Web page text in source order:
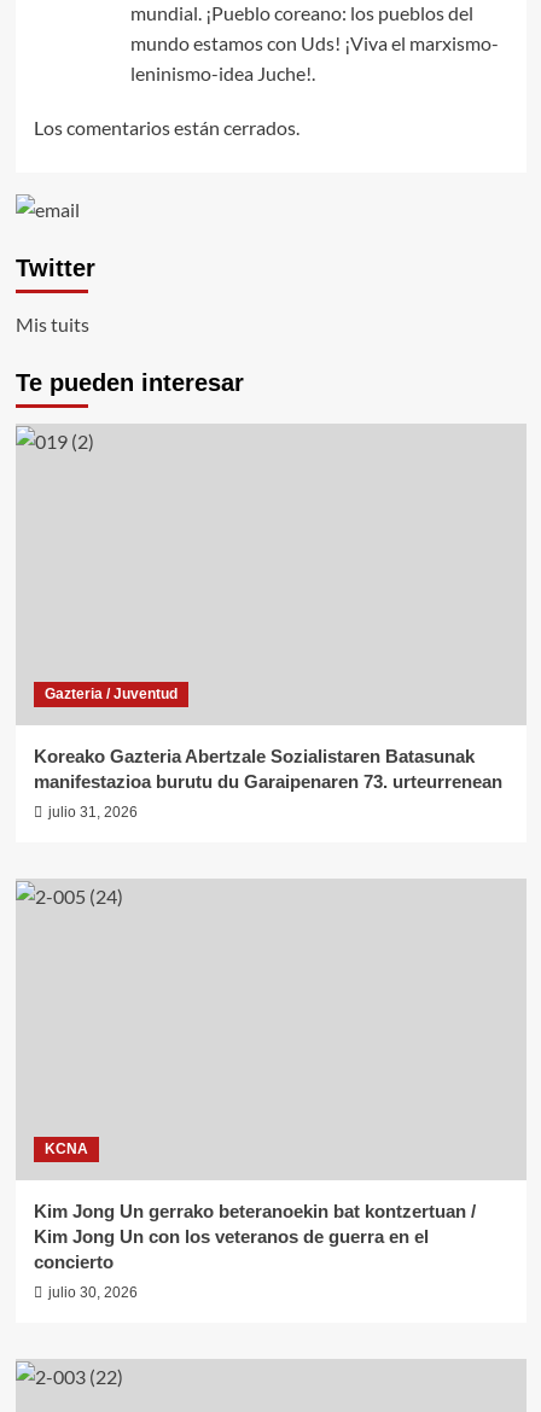
mundial. ¡Pueblo coreano: los pueblos del
mundo estamos con Uds! ¡Viva el marxismo-
leninismo-idea Juche!.
Los comentarios están cerrados.
Twitter
Mis tuits
Te pueden interesar
Gazteria / Juventud
Koreako Gazteria Abertzale Sozialistaren Batasunak
manifestazioa burutu du Garaipenaren 73. urteurrenean
julio 31, 2026
KCNA
Kim Jong Un gerrako beteranoekin bat kontzertuan /
Kim Jong Un con los veteranos de guerra en el
concierto
julio 30, 2026